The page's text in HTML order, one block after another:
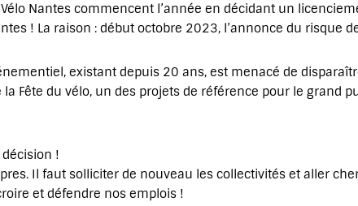
Nantes commencent l’année en décidant un
! La raison : début octobre 2023, l’annonce du risque
existant depuis 20 ans, est menacé de
Fête du vélo, un des projets de référence pour le grand
!
Il faut solliciter de nouveau les collectivités et aller
et défendre nos emplois !